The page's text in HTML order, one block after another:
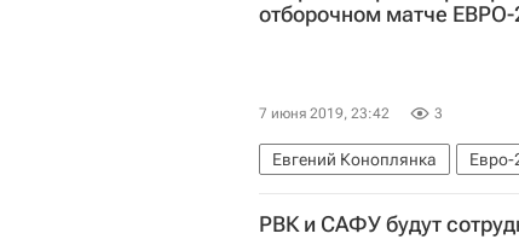
отборочном матче ЕВРО-
7 июня 2019, 23:42 3
Евгений Коноплянка Евро-
РВК и САФУ будут